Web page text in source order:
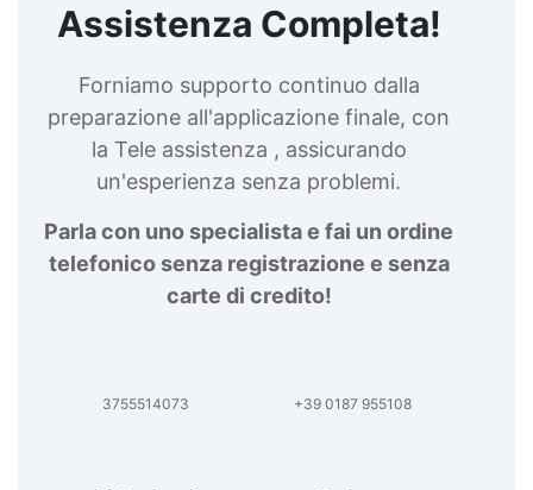
Assistenza Completa!
Forniamo supporto continuo dalla
preparazione all'applicazione finale, con
la Tele assistenza , assicurando
un'esperienza senza problemi.
Parla con uno specialista e fai un ordine
telefonico senza registrazione e senza
carte di credito!
3755514073 +39 0187 955108